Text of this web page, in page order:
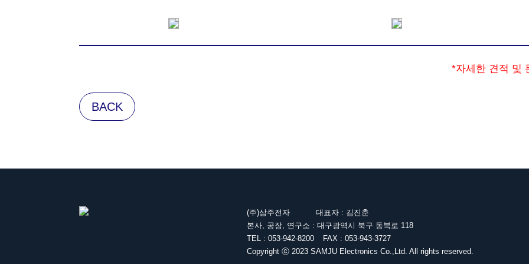
*자세한 견적 및
BACK
(주)삼주전자 대표자 : 김진춘
본사, 공장, 연구소 : 대구광역시 북구 동북로 118
TEL : 053-942-8200 FAX : 053-943-3727
Copyright ⓒ 2023 SAMJU Electronics Co.,Ltd. All rights reserved.